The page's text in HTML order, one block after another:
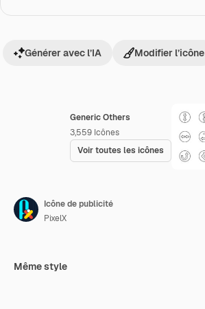
Generic Others
3,559 Icônes
Voir toutes les icônes
Générer avec l’IA Modifier l’icône
Icône de publicité
PixelX
Même style